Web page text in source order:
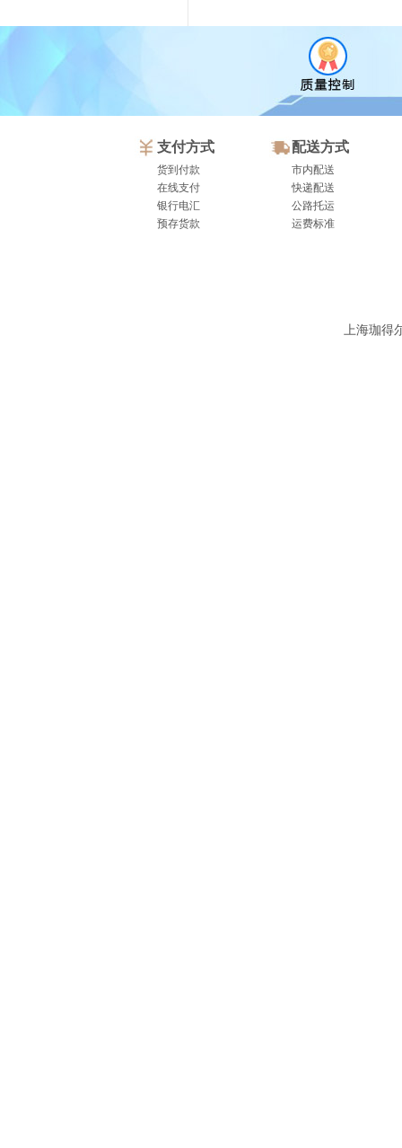
支付方式
货到付款
在线支付
银行电汇
预存货款
配送方式
市内配送
快递配送
公路托运
运费标准
上海珈得